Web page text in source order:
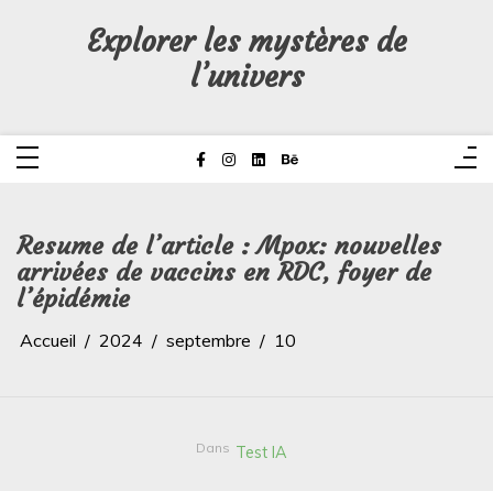
Explorer les mystères de
l’univers
Resume de l’article : Mpox: nouvelles
arrivées de vaccins en RDC, foyer de
l’épidémie
Accueil 2024 septembre 10
Dans Test IA